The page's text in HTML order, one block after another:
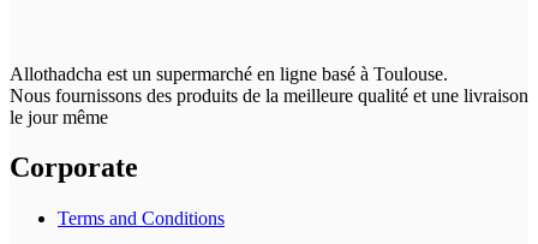
Allothadcha est un supermarché en ligne basé à Toulouse.
Nous fournissons des produits de la meilleure qualité et une livraison
le jour même
Corporate
Terms and Conditions